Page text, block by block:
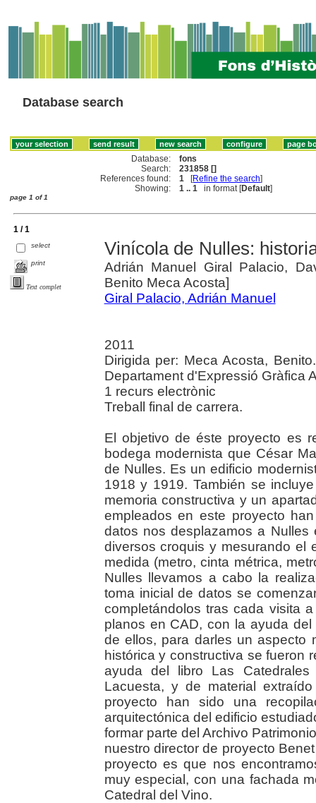
Database search
Database:
fons
Search:
231858 []
References found:
1 [Refine the search]
Showing:
1 .. 1 in format [Default]
page 1 of 1
1 / 1
select
print
Text complet
Vinícola de Nulles:
Adrián Manuel Giral Palacio,
Benito Meca Acosta]
Giral Palacio, Adrián Manuel
2011
Dirigida per: Meca Acosta,
Departament d'Expressió Gràfica
1 recurs electrònic
Treball final de carrera.
El objetivo de éste proyecto es
bodega modernista que César
de Nulles. Es un edificio
1918 y 1919. También se
memoria constructiva y un
empleados en este proyecto
datos nos desplazamos a Nulles
diversos croquis y mesurando el
medida (metro, cinta métrica,
Nulles llevamos a cabo la
toma inicial de datos se
completándolos tras cada visita
planos en CAD, con la ayuda
de ellos, para darles un aspecto
histórica y constructiva se fueron
ayuda del libro Las
Lacuesta, y de material
proyecto han sido una
arquitectónica del edificio
formar parte del Archivo
nuestro director de proyecto
proyecto es que nos
muy especial, con una fachada
Catedral del Vino.